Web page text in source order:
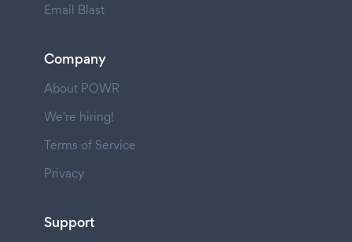
Email Blast
Company
About POWR
We're hiring!
Terms of Service
Privacy
Support